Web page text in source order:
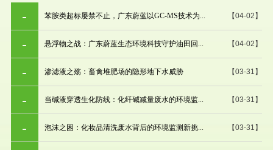
【04-02】
苯胺类超标屡禁不止，广东蔚蓝以GC-MS技术为...
【04-02】
悬浮物之战：广东蔚蓝生态环境科技守护油田回...
【03-31】
渗滤液之殇：畜禽堆肥场的隐形地下水威胁
【03-31】
当碱液穿透生化防线：化纤碱减量废水的环境监...
【03-31】
泡沫之困：化妆品清洗废水背后的环境监测新挑...